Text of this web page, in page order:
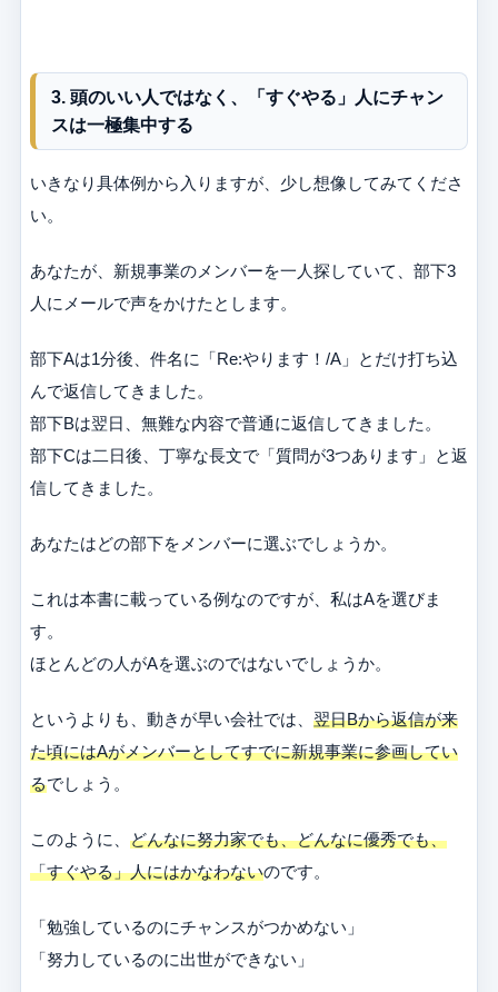
3. 頭のいい人ではなく、「すぐやる」人にチャン
スは一極集中する
いきなり具体例から入りますが、少し想像してみてくださ
い。
あなたが、新規事業のメンバーを一人探していて、部下3
人にメールで声をかけたとします。
部下Aは1分後、件名に「Re:やります！/A」とだけ打ち込
んで返信してきました。
部下Bは翌日、無難な内容で普通に返信してきました。
部下Cは二日後、丁寧な長文で「質問が3つあります」と返
信してきました。
あなたはどの部下をメンバーに選ぶでしょうか。
これは本書に載っている例なのですが、私はAを選びま
す。
ほとんどの人がAを選ぶのではないでしょうか。
というよりも、動きが早い会社では、 翌日Bから返信が来
た頃にはAがメンバーとしてすでに新規事業に参画してい
るでしょう。
このように、 どんなに努力家でも、どんなに優秀でも、
「すぐやる」人にはかなわないのです。
「勉強しているのにチャンスがつかめない」
「努力しているのに出世ができない」